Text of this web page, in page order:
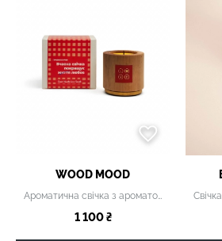
WOOD MOOD
Ароматична свічка з ароматом солодкої ванілі
1 100 ₴